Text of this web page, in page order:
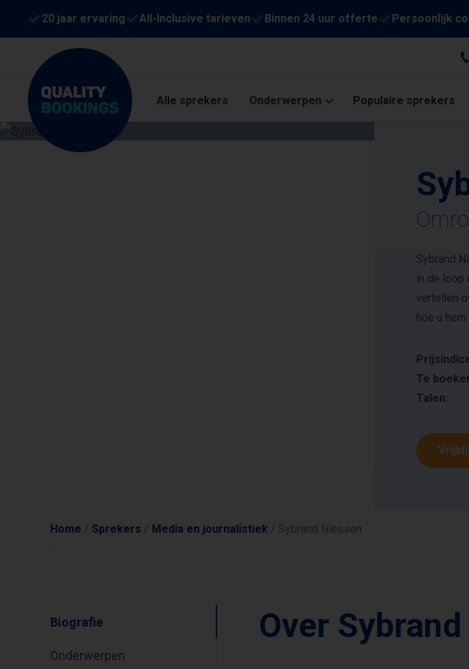
20 jaar ervaring All-Inclusive tarieven Binnen 24 uur offerte Persoonlijk
Alle sprekers Onderwerpen Populaire sprekers
Sybrand
in de loop
vertellen
hoe u
Te
Talen:
Home / Sprekers / Media en journalistiek / Sybrand Niessen
Biografie
Onderwerpen
Over